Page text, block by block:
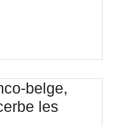
retour
belge,
les